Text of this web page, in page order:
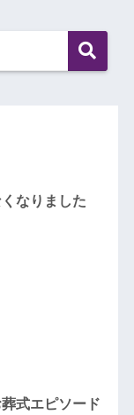
なりました
式エピソード